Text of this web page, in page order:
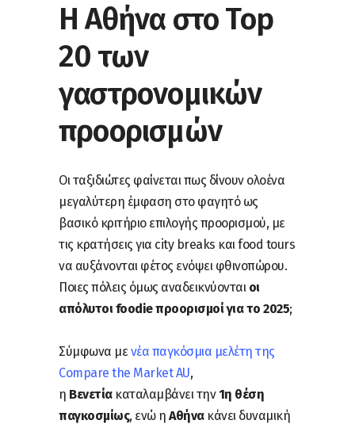
Η Αθήνα στο Top
20 των
γαστρονομικών
προορισμών
Οι ταξιδιώτες φαίνεται πως δίνουν ολοένα
μεγαλύτερη έμφαση στο φαγητό ως
βασικό κριτήριο επιλογής προορισμού, με
τις κρατήσεις για city breaks και food tours
να αυξάνονται φέτος ενόψει φθινοπώρου.
Ποιες πόλεις όμως αναδεικνύονται οι
απόλυτοι foodie προορισμοί για το 2025;
Σύμφωνα μενέα παγκόσμια μελέτη της
Compare the Market AU,
η Βενετίακαταλαμβάνει την1η θέση
παγκοσμίως, ενώ η Αθήνακάνει δυναμική